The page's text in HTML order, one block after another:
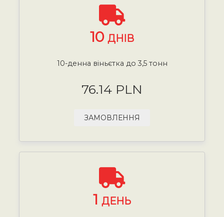
10 ДНІВ
10-денна віньєтка до 3,5 тонн
76.14 PLN
ЗАМОВЛЕННЯ
1 ДЕНЬ